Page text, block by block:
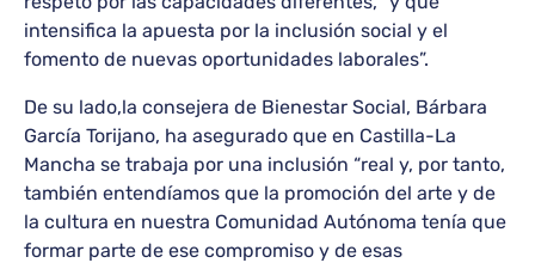
intensifica la apuesta por la inclusión social y el
fomento de nuevas oportunidades laborales”.
De su lado,la consejera de Bienestar Social, Bárbara
García Torijano, ha asegurado que en Castilla-La
Mancha se trabaja por una inclusión “real y, por tanto,
también entendíamos que la promoción del arte y de
la cultura en nuestra Comunidad Autónoma tenía que
formar parte de ese compromiso y de esas